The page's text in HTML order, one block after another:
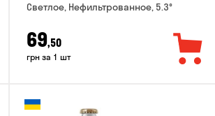
Светлое, Нефильтрованное, 5.3°
69,50
грн за 1 шт